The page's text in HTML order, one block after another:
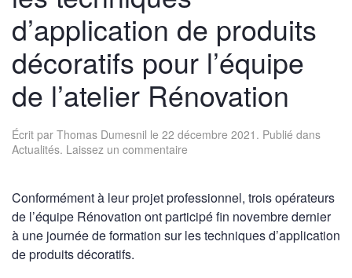
d’application de produits
décoratifs pour l’équipe
de l’atelier Rénovation
Écrit par Thomas Dumesnil le 22 décembre 2021 . Publié dans
Actualités. Laissez un commentaire
Conformément à leur projet professionnel, trois opérateurs
de l’équipe Rénovation ont participé fin novembre dernier
à une journée de formation sur les techniques d’application
de produits décoratifs.